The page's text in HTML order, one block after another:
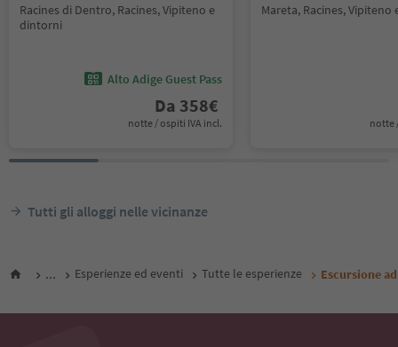
Racines di Dentro, Racines, Vipiteno e
dintorni
Alto Adige Guest Pass
Da 358€
notte / ospiti IVA incl.
Mareta, Racines,
notte
Tutti gli alloggi nelle vicinanze
... Esperienze ed eventi Tutte le esperienze Escursione